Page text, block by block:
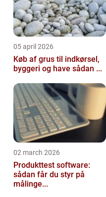
05 april 2026
Køb af grus til indkørsel,
byggeri og have sådan ...
02 march 2026
Produkttest software:
sådan får du styr på
målinge...